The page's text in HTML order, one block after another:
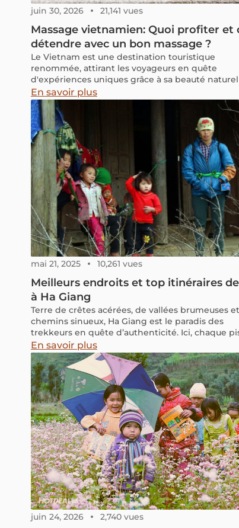
juin 30, 2026 21,141 vues
Massage vietnamien: Quoi profiter et
détendre avec un bon massage ?
Le Vietnam est une destination touristique
renommée, attirant les voyageurs en quête
d'expériences uniques grâce à sa beauté
variée et sa cuisine raffinée. Lors d'un long
est essentiel de trouver des moments de
quoi de mieux qu'un massage vietnamien pour
parvenir ? Intégrer une séance de massage à
itinéraire vous offrira non seulement une
relaxation, mais aussi de nombreux bienfaits
votre santé.
En savoir plus
mai 21, 2025 10,261 vues
Meilleurs endroits et top itinéraires
à Ha Giang
Terre de crêtes acérées, de vallées brumeuses
chemins sinueux, Ha Giang est le paradis des
trekkeurs en quête d’authenticité. Ici, chaque
une histoire à raconter, chaque sommet révèle
panorama époustouflant. Pensez-vous qu'un
travers les rizières en terrasses et les villages en
altitude serait une excellente manière de
ces panoramas majestueux ?
En savoir plus
juin 24, 2026 2,740 vues